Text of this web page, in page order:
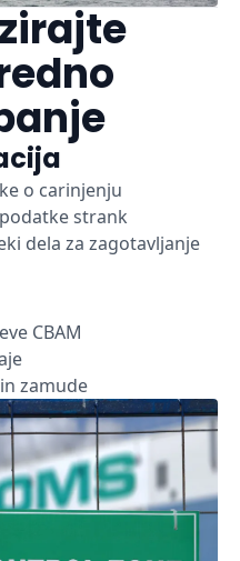
o carinjenju
strank
dela za zagotavljanje
CBAM
zamude